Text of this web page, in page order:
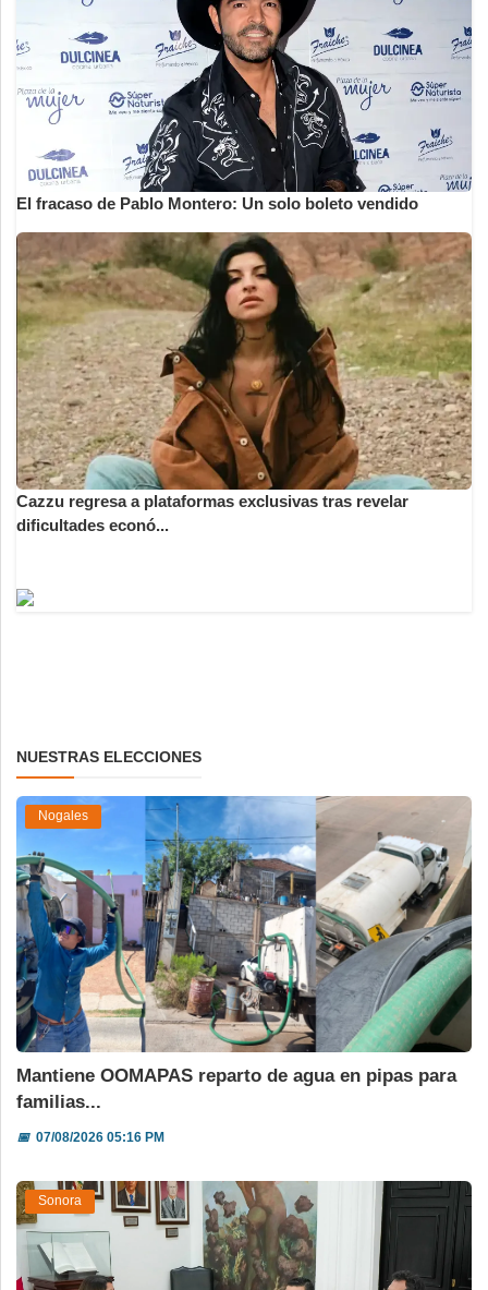
El fracaso de Pablo Montero: Un solo boleto vendido
Cazzu regresa a plataformas exclusivas tras revelar
dificultades econó...
NUESTRAS ELECCIONES
Nogales
Mantiene OOMAPAS reparto de agua en pipas para
familias...
📅07/08/2026 05:16 PM
Sonora